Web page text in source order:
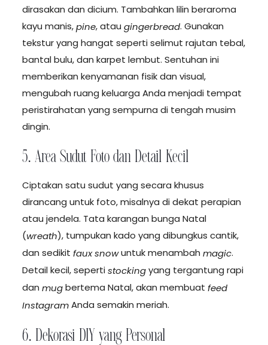
dirasakan dan dicium. Tambahkan lilin beraroma
kayu manis,pine, atau gingerbread. Gunakan
tekstur yang hangat seperti selimut rajutan tebal,
bantal bulu, dan karpet lembut. Sentuhan ini
memberikan kenyamanan fisik dan visual,
mengubah ruang keluarga Anda menjadi tempat
peristirahatan yang sempurna di tengah musim
dingin.
5. Area Sudut Foto dan Detail Kecil
Ciptakan satu sudut yang secara khusus
dirancang untuk foto, misalnya di dekat perapian
atau jendela. Tata karangan bunga Natal
(wreath), tumpukan kado yang dibungkus cantik,
dan sedikit faux snowuntuk menambah magic.
Detail kecil, sepertistockingyang tergantung rapi
dan mugbertema Natal, akan membuat feed
InstagramAnda semakin meriah.
6. Dekorasi DIY yang Personal